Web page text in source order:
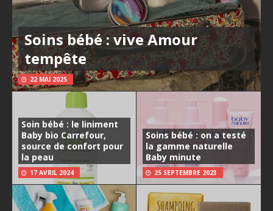
Soins bébé : vive Amour
tempête
22 MAI 2025
Soin bébé : le liniment
Baby bio Carrefour,
source de confort pour
la peau
17 AVRIL 2024
Soins bébé : on a testé
la gamme naturelle
Baby minute
25 SEPTEMBRE 2023